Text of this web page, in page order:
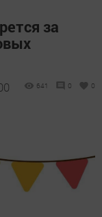
за
641 0 0